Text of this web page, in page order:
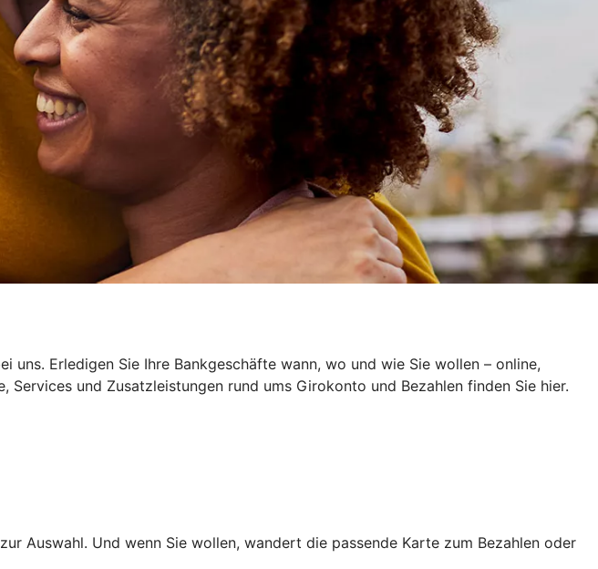
Erledigen Sie Ihre Bankgeschäfte wann, wo und wie Sie wollen – online,
und Zusatzleistungen rund ums Girokonto und Bezahlen finden Sie hier.
Auswahl. Und wenn Sie wollen, wandert die passende Karte zum Bezahlen oder